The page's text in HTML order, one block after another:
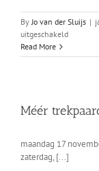
ByJo van der Sluijs |
uitgeschakeldvoor
zalig
Read More
Méér
maandag 17
zaterdag, [...]